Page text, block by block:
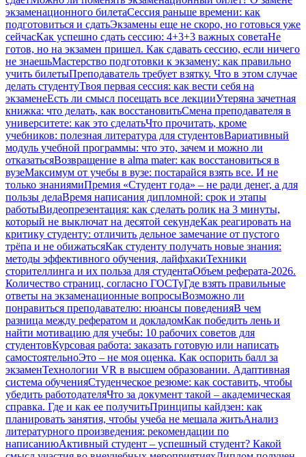
экзаменационного билетаСессия раньше времени: как
подготовиться и сдатьЭкзамены еще не скоро, но готовься уже
сейчасКак успешно сдать сессию: 4+3+3 важных советаНе
готов, но на экзамен пришел. Как сдавать сессию, если ничего
не знаешьМастерство подготовки к экзамену: как правильно
учить билетыПреподаватель требует взятку. Что в этом случае
делать студентуТвоя первая сессия: как вести себя на
экзаменеЕсть ли смысл посещать все лекцииУтеряна зачетная
книжка: что делать, как восстановитьСмена преподавателя в
университете: как это сделатьЧто прочитать, кроме
учебников: полезная литература для студентовВариативный
модуль учебной программы: что это, зачем и можно ли
отказатьсяВозвращение в alma mater: как восстановиться в
вузеМаксимум от учебы в вузе: постарайся взять все. И не
только знаниямиПремия «Студент года» – не ради денег, а для
пользы делаВремя написания дипломной: срок и этапы
работыВидеопрезентация: как сделать ролик на 3 минуты,
который не выключат на десятой секундеКак реагировать на
критику студенту: отличить дельное замечание от пустого
трёпа и не обижатьсяКак студенту получать новые знания:
методы эффективного обучения, лайфхакиТехники
сторителлинга и их польза для студентаОбъем реферата-2026.
Количество страниц, согласно ГОСТуГде взять правильные
ответы на экзаменационные вопросыВозможно ли
понравиться преподавателю: нюансы поведенияВ чем
разница между рефератом и докладомКак победить лень и
найти мотивацию для учебы: 10 рабочих советов для
студентовКурсовая работа: заказать готовую или написать
самостоятельноЭто – не моя оценка. Как оспорить балл за
экзаменТехнологии VR в высшем образовании. Адаптивная
система обученияСтуденческое резюме: как составить, чтобы
убедить работодателяЧто за документ такой – академическая
справка. Где и как ее получитьПринципы кайдзен: как
планировать занятия, чтобы учеба не мешала житьАнализ
литературного произведения: рекомендации по
написаниюАктивный студент – успешный студент? Какой